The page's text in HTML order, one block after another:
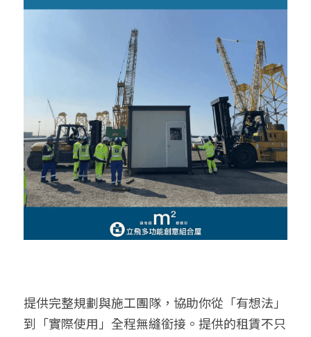
提供完整規劃與施工團隊，協助你從「有想法」
到「實際使用」全程無縫銜接。提供的租賃不只